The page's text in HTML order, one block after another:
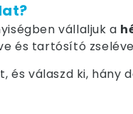
vállaljuk a
és tartósító
és válaszd ki, hány